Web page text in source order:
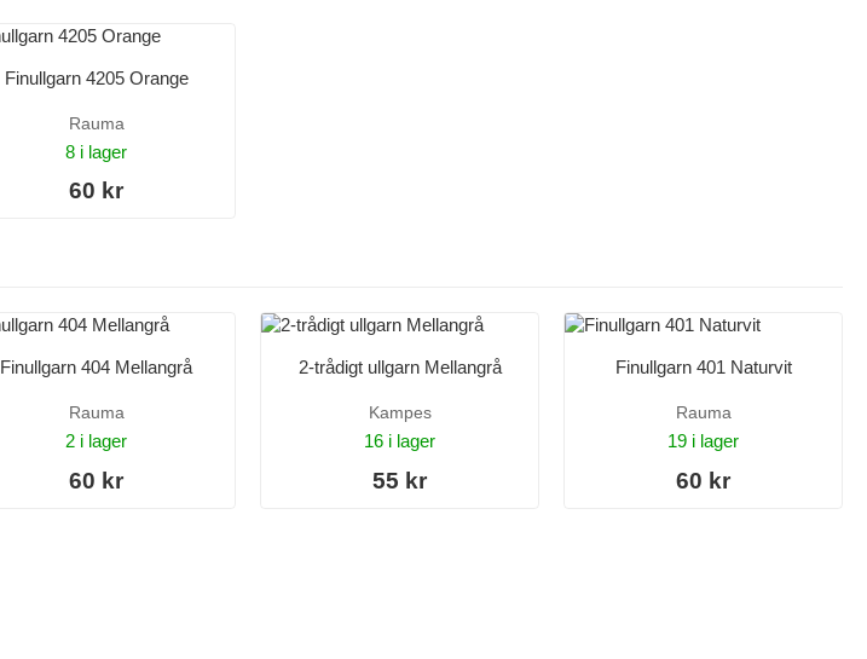
Finullgarn 4205 Orange
Rauma
8 i lager
60 kr
Finullgarn 404 Mellangrå
Rauma
2 i lager
60 kr
2-trådigt ullgarn Mellangrå
Kampes
16 i lager
55 kr
Finullgarn 401 Naturvit
Rauma
19 i lager
60 kr